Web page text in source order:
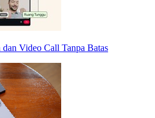
Video Call Tanpa Batas